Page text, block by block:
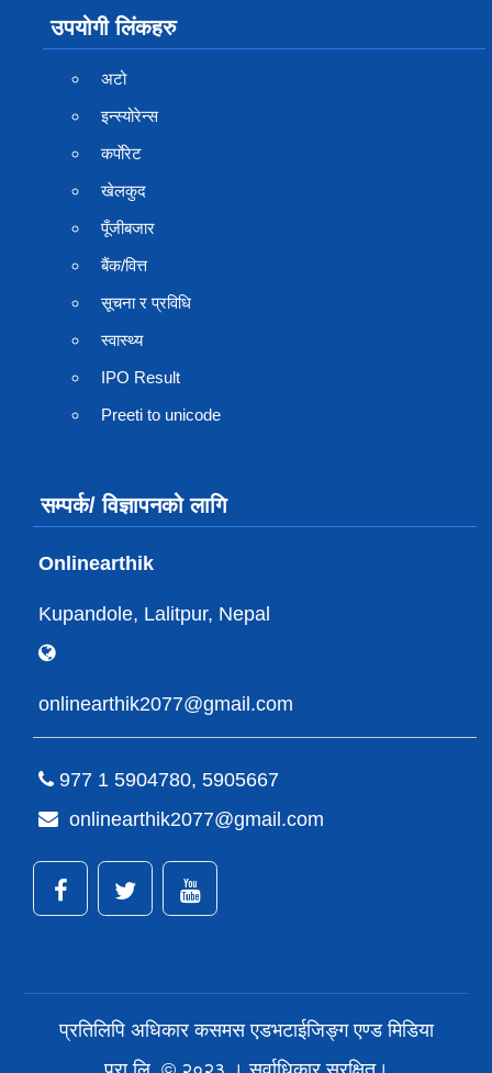
उपयोगी लिंकहरु
अटो
इन्स्योरेन्स
कर्पाेरेट
खेलकुद
पूँजीबजार
बैंक/वित्त
सूचना र प्रविधि
स्वास्थ्य
IPO Result
Preeti to unicode
सम्पर्क/ विज्ञापनको लागि
Onlinearthik
Kupandole, Lalitpur, Nepal
onlinearthik2077@gmail.com
977 1 5904780, 5905667
onlinearthik2077@gmail.com
प्रतिलिपि अधिकार कसमस एडभटाईजिङ्ग एण्ड मिडिया